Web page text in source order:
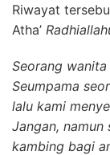
Riwayat
Atha’
Seorang
Seumpama
lalu kami
Jangan, namun
kambing bagi